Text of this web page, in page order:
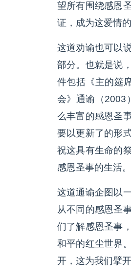
望所有围绕感恩
证，成为这爱情的
这道劝谕也可以
部分。也就是说
件包括《主的筵
会》通谕（2003
么丰富的感恩圣
要以更新了的形
祝这具有生命的
感恩圣事的生活。
这道通谕企图以
从不同的感恩圣
们了解感恩圣事
和平的红尘世界
开，这为我们擘